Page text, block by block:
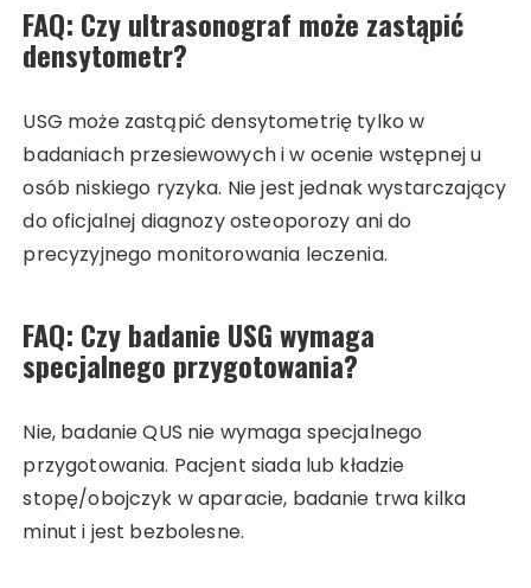
FAQ: Czy ultrasonograf może zastąpić
densytometr?
USG może zastąpić densytometrię tylko w
badaniach przesiewowych i w ocenie wstępnej u
osób niskiego ryzyka. Nie jest jednak wystarczający
do oficjalnej diagnozy osteoporozy ani do
precyzyjnego monitorowania leczenia.
FAQ: Czy badanie USG wymaga
specjalnego przygotowania?
Nie, badanie QUS nie wymaga specjalnego
przygotowania. Pacjent siada lub kładzie
stopę/obojczyk w aparacie, badanie trwa kilka
minut i jest bezbolesne.